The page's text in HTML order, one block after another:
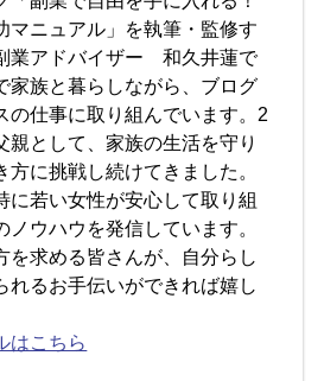
マニュアル」を執筆・監修す
業アドバイザー 和久井蓮で
家族と暮らしながら、ブログ
の仕事に取り組んでいます。2
親として、家族の生活を守り
方に挑戦し続けてきました。
に若い女性が安心して取り組
ウハウを発信しています。
を求める皆さんが、自分らし
れるお手伝いができれば嬉し
はこちら